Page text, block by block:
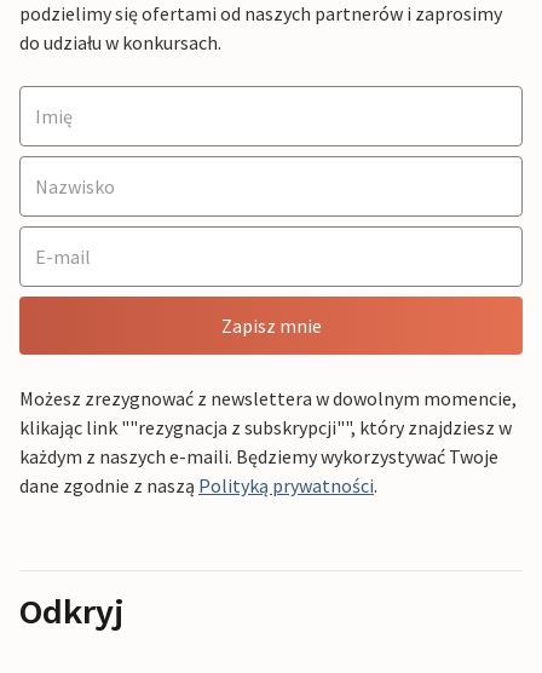
podzielimy się ofertami od naszych partnerów i zaprosimy
do udziału w konkursach.
Zapisz mnie
Możesz zrezygnować z newslettera w dowolnym momencie,
klikając link ""rezygnacja z subskrypcji"", który znajdziesz w
każdym z naszych e-maili. Będziemy wykorzystywać Twoje
dane zgodnie z naszą Polityką prywatności.
Odkryj